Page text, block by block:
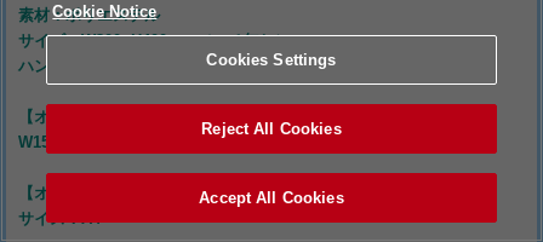
素材：ポリエステル
サイズ：W300×H400mm（マチ無し）
ハンドル W25×L600mm×2本
【オリジナルBIGアクリルスタンド】
W151×D54×H236mm
【オリジナルクリアファイル】
サイズ：A4
Cookie Notice
Cookies Settings
Reject All Cookies
Accept All Cookies